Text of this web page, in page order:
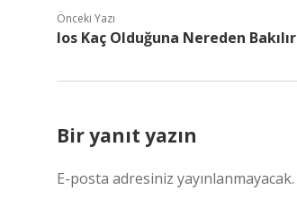
Önceki Yazı
Ios Kaç Olduğuna Nereden Bakılır
Bir yanıt yazın
E-posta adresiniz yayınlanmayacak.